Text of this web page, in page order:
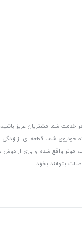
خدمت شما مشتریان عزیز
خودروی شما، قطعه ای از
موثر واقع شده و باری از
بتوانند بخرند..